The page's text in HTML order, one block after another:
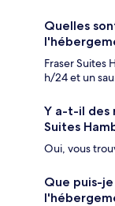
Quelles
Fraser Suites
h/24 et un
Y a-t-il des
Suites
Oui, vous
Que puis-